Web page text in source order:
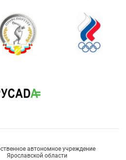
автономное учреждение
Ярославской области